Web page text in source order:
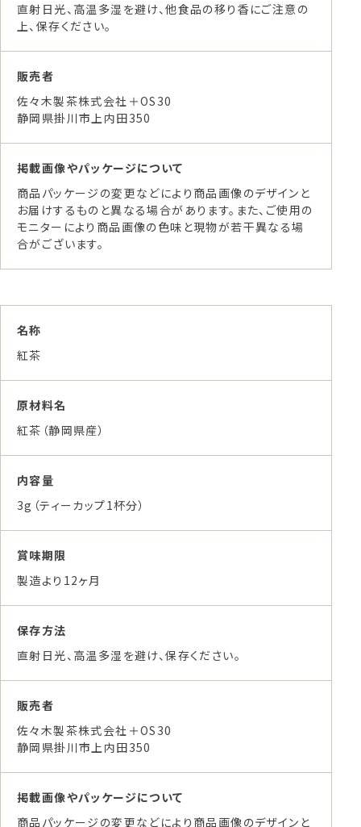
直射日光、高温多湿を避け、他食品の移り香にご注意の
上、保存ください。
販売者
佐々木製茶株式会社＋OS30
静岡県掛川市上内田350
掲載画像やパッケージについて
商品パッケージの変更などにより商品画像のデザインと
お届けするものと異なる場合があります。また、ご使用の
モニターにより商品画像の色味と現物が若干異なる場
合がございます。
名称
紅茶
原材料名
紅茶（静岡県産）
内容量
3g（ティーカップ1杯分）
賞味期限
製造より12ヶ月
保存方法
直射日光、高温多湿を避け、保存ください。
販売者
佐々木製茶株式会社＋OS30
静岡県掛川市上内田350
掲載画像やパッケージについて
商品パッケージの変更などにより商品画像のデザインと